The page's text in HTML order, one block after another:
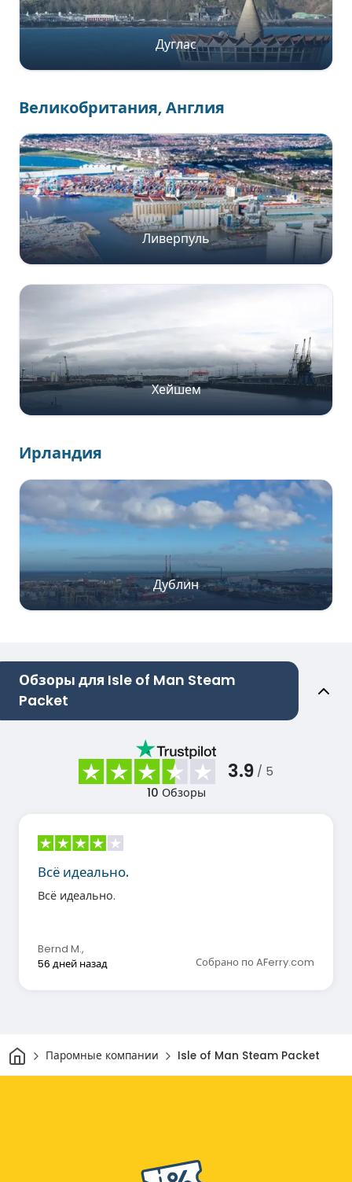
Дуглас
Великобритания, Англия
Ливерпуль
Хейшем
Ирландия
Дублин
Обзоры для Isle of Man Steam
Packet
3.9 / 5
10 Обзоры
Всё идеально.
Всё идеально.
Bernd M.,
56 дней назад
Собрано по AFerry.com
ДомПаромные компании Isle of Man Steam Packet